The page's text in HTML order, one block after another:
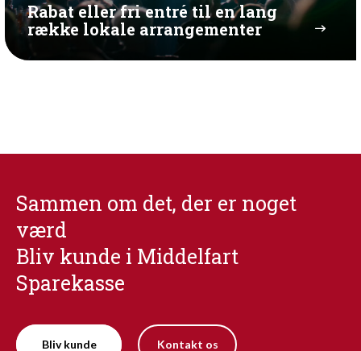
Rabat eller fri entré til en lang
række lokale arrangementer
Sammen om det, der er noget
værd
Bliv kunde i Middelfart
Sparekasse
Bliv kunde Kontakt os